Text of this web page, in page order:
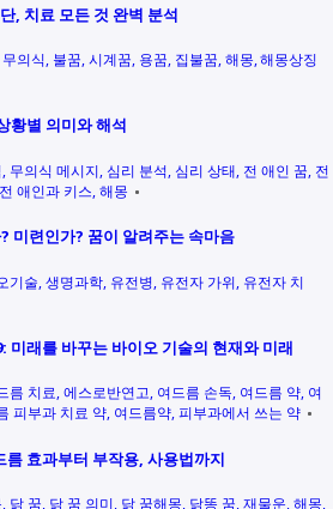
, 치료 모든 것 완벽 분석
무의식 불꿈 시계꿈 용꿈 집불꿈 해몽 해몽상징
황별 의미와 해석
무의식 메시지 심리 분석 심리 상태 전 애인 꿈 전
전 애인과 키스 해몽
미련인가? 꿈이 알려주는 속마음
기술 생명과학 유전병 유전자 가위 유전자 치
미래를 바꾸는 바이오 기술의 현재와 미래
름 치료 에스로반연고 여드름 손독 여드름 약 여
피부과 치료 약 여드름약 피부과에서 쓰는 약
효과부터 부작용, 사용법까지
닭 꿈 닭 꿈 의미 닭 꿈해몽 닭똥 꿈 재물운 해몽